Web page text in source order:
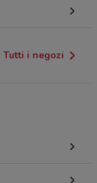
Tutti i negozi